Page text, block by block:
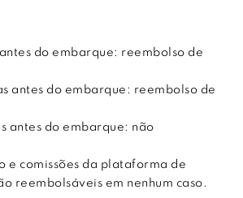
do embarque: reembolso de
antes do embarque: reembolso de
antes do embarque: não
e comissões da plataforma de
reembolsáveis em nenhum caso.